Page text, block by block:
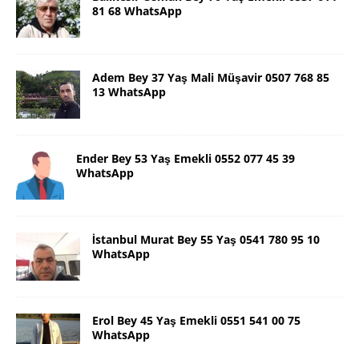
81 68 WhatsApp
Adem Bey 37 Yaş Mali Müşavir 0507 768 85
13 WhatsApp
Ender Bey 53 Yaş Emekli 0552 077 45 39
WhatsApp
İstanbul Murat Bey 55 Yaş 0541 780 95 10
WhatsApp
Erol Bey 45 Yaş Emekli 0551 541 00 75
WhatsApp